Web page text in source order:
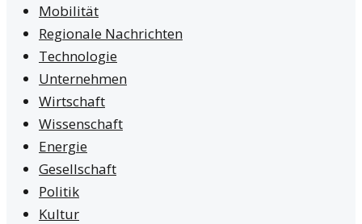
Mobilität
Regionale Nachrichten
Technologie
Unternehmen
Wirtschaft
Wissenschaft
Energie
Gesellschaft
Politik
Kultur